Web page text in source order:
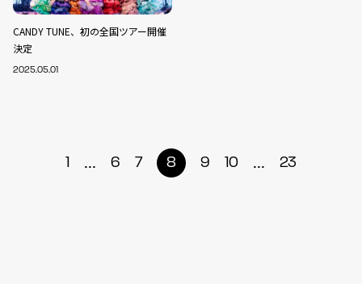
CANDY TUNE、初の全国ツアー開催
決定
2025.05.01
1 ... 6 7 8 9 10 ... 23